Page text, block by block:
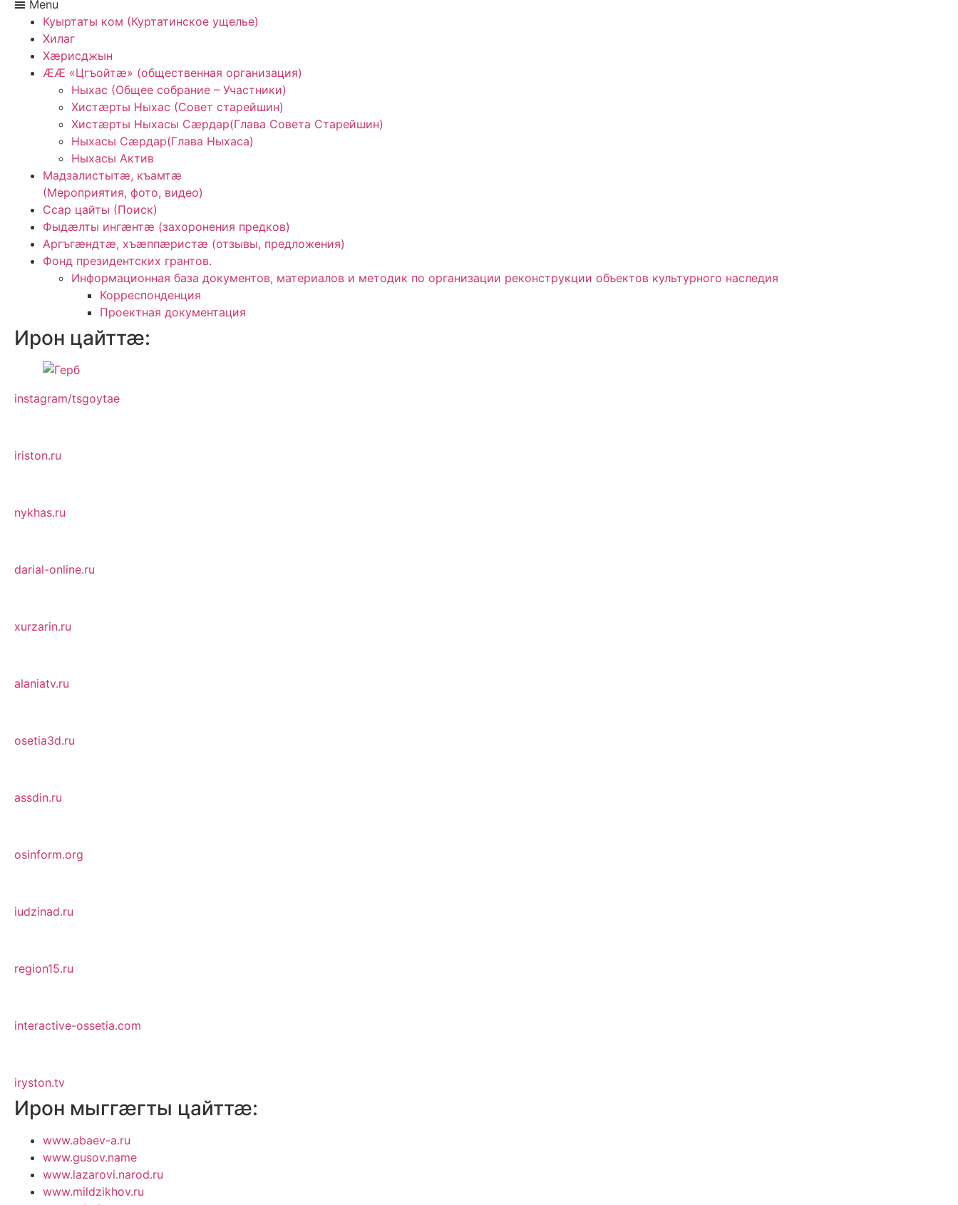
Menu
Куыртаты ком (Куртатинское ущелье)
Хилаг
Хӕрисджын
ӔӔ «Цгъойтӕ» (общественная организация)
Ныхас (Общее собрание – Участники)
Хистӕрты Ныхас (Совет старейшин)
Хистӕрты Ныхасы Сӕрдар(Глава Совета Старейшин)
Ныхасы Сӕрдар(Глава Ныхаса)
Ныхасы Актив
Мадзалистытӕ, къамтӕ
(Мероприятия, фото, видео)
Ссар цайты (Поиск)
Фыдӕлты ингӕнтӕ (захоронения предков)
Аргъгæндтæ, хъæппæристæ (отзывы, предложения)
Фонд президентских грантов.
Информационная база документов, материалов и методик по организации реконструкции объектов культурного наследия
Корреспонденция
Проектная документация
Ирон цайттӕ:
instagram/tsgoytae
iriston.ru
nykhas.ru
darial-online.ru
xurzarin.ru
alaniatv.ru
osetia3d.ru
assdin.ru
osinform.org
iudzinad.ru
region15.ru
interactive-ossetia.com
iryston.tv
Ирон мыггӕгты цайттӕ:
www.abaev-a.ru
www.gusov.name
www.lazarovi.narod.ru
www.mildzikhov.ru